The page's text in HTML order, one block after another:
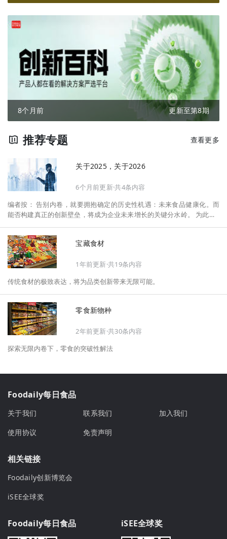
8个月前 更新至第8期
推荐专题 查看更多
关于2025，关于2026
6个月前更新·共4条内容
编者按： 告别内卷，就要拥抱确定的历史性机遇：未来食品健康化。而
能否构建真正的创新壁垒，将成为企业未来增长的关键分水岭。 为此，F
将以“创新产品”透视“未来机会”，以全球视野探寻中国机遇、增长解法，
拆解年度标杆的增长逻辑与谋篇布局，深挖“药食同源”“低GI”“老龄营
养”“清洁标签”等热门赛道的爆品基因，从趋势预判、品类创新、未来增长
机会、企业战略布局以及渠道变革等，为行业提供务实、前瞻的开年创新
宝藏食材
1年前更新·共19条内容
传统食材的极致表达，将为品类创新带来无限可能。
零食新物种
2年前更新·共30条内容
探索无限内卷下，零食的突破性解法
Foodaily每日食品
关于我们 联系我们
加入我们
使用协议
免责声明
相关链接
Foodaily创新博览会
iSEE全球奖
Foodaily每日食品 iSEE全球奖